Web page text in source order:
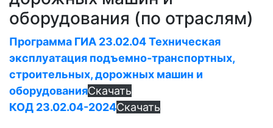
оборудования (по отраслям)
Программа ГИА 23.02.04 Техническая
эксплуатация подъемно-транспортных,
строительных, дорожных машин и
оборудованияСкачать
КОД 23.02.04-2024Скачать